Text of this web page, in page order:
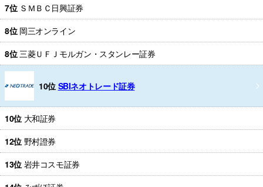
7位 ＳＭＢＣ日興証券
8位 岡三オンライン
8位 三菱ＵＦＪモルガン・スタンレー証券
10位 SBIネオトレード証券
10位 大和証券
12位 野村證券
13位 岩井コスモ証券